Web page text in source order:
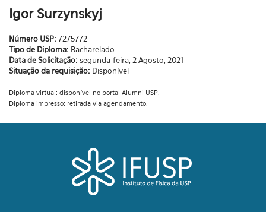
Igor Surzynskyj
Número USP: 7275772
Tipo de Diploma: Bacharelado
Data de Solicitação: segunda-feira, 2 Agosto, 2021
Situação da requisição: Disponível
Diploma virtual: disponível no portal Alumni USP.
Diploma impresso: retirada via agendamento.